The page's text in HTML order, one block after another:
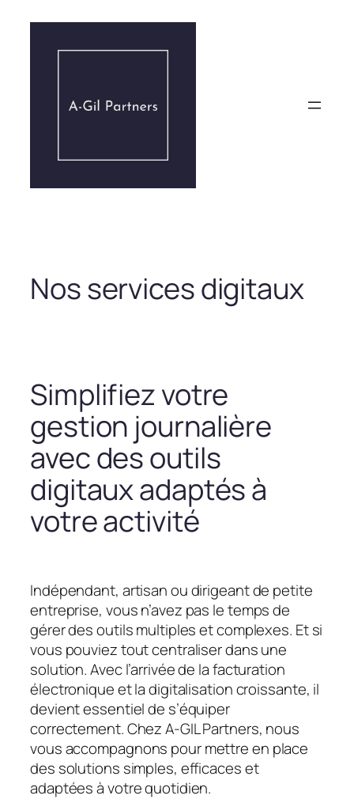
contenu
Nos services digitaux
Simplifiez votre
gestion journalière
avec des outils
digitaux adaptés à
votre activité
Indépendant, artisan ou dirigeant de petite
entreprise, vous n’avez pas le temps de
gérer des outils multiples et complexes. Et si
vous pouviez tout centraliser dans une
solution. Avec l’arrivée de la facturation
électronique et la digitalisation croissante, il
devient essentiel de s’équiper
correctement. Chez A-GIL Partners, nous
vous accompagnons pour mettre en place
des solutions simples, efficaces et
adaptées à votre quotidien.